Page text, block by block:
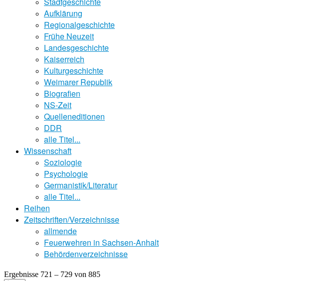
Aufklärung
Regionalgeschichte
Frühe Neuzeit
Landesgeschichte
Kaiserreich
Kulturgeschichte
Weimarer Republik
Biografien
NS-Zeit
Quelleneditionen
DDR
alle Titel...
Wissenschaft
Soziologie
Psychologie
Germanistik/Literatur
alle Titel...
Reihen
Zeitschriften/Verzeichnisse
allmende
Feuerwehren in Sachsen-Anhalt
Behördenverzeichnisse
Ergebnisse 721 – 729 von 885